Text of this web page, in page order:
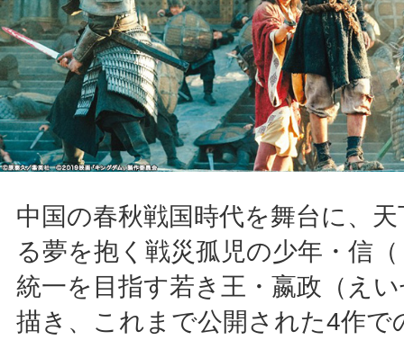
中国の春秋戦国時代を舞台に、
る夢を抱く戦災孤児の少年・信
統一を目指す若き王・嬴政（え
描き、これまで公開された4作で